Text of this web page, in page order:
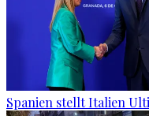
Spanien stellt Italien